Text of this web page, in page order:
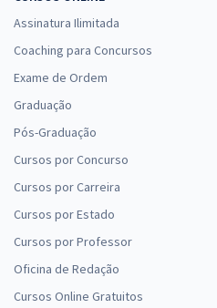
Assinatura Ilimitada
Coaching para Concursos
Exame de Ordem
Graduação
Pós-Graduação
Cursos por Concurso
Cursos por Carreira
Cursos por Estado
Cursos por Professor
Oficina de Redação
Cursos Online Gratuitos